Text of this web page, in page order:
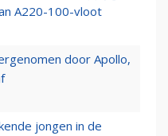
A220-100-vloot
door Apollo,
jongen in de